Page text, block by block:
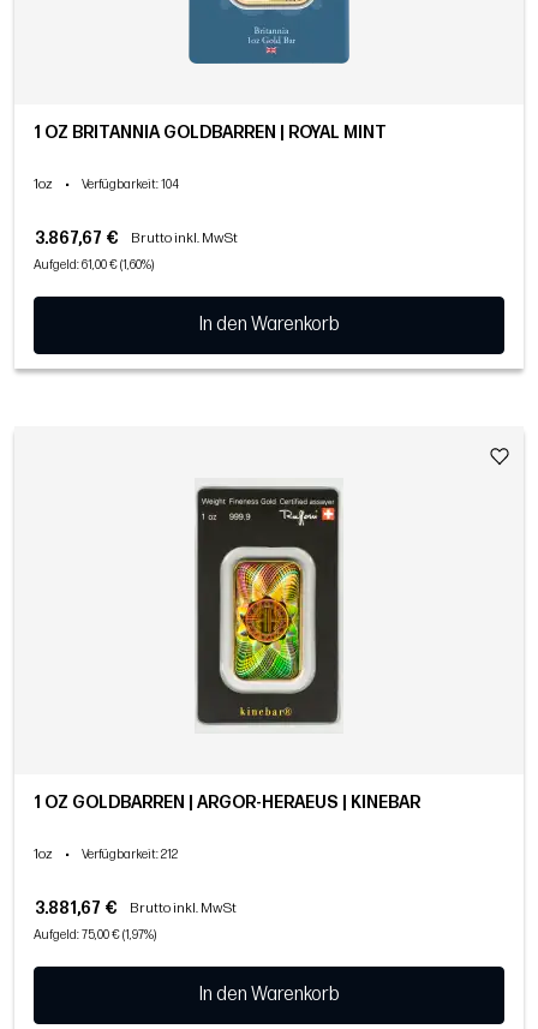
1 OZ BRITANNIA GOLDBARREN | ROYAL MINT
1oz • Verfügbarkeit: 104
3.867,67 € Brutto inkl. MwSt
Aufgeld: 61,00 € (1,60%)
In den Warenkorb
1 OZ GOLDBARREN | ARGOR-HERAEUS | KINEBAR
1oz • Verfügbarkeit: 212
3.881,67 € Brutto inkl. MwSt
Aufgeld: 75,00 € (1,97%)
In den Warenkorb